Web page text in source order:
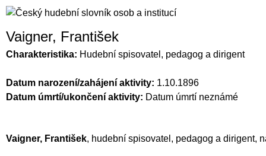
Vaigner, František
Charakteristika: Hudební spisovatel, pedagog a dirigent
Datum narození/zahájení aktivity: 1.10.1896
Datum úmrtí/ukončení aktivity: Datum úmrtí neznámé
Vaigner, František, hudební spisovatel, pedagog a dirigent,